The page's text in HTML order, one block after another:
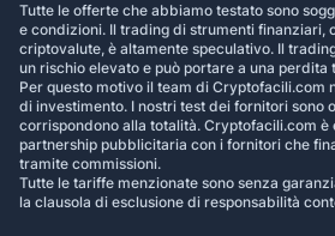
Tutte le offerte che abbiamo testato sono
e condizioni. Il trading di strumenti finanziari,
criptovalute, è altamente speculativo. Il
un rischio elevato e può portare a una
Per questo motivo il team di Cryptofacili.com
di investimento. I nostri test dei fornitori sono
corrispondono alla totalità. Cryptofacili.com è
partnership pubblicitaria con i fornitori che
tramite commissioni.
Tutte le tariffe menzionate sono senza
la clausola di esclusione di responsabilità